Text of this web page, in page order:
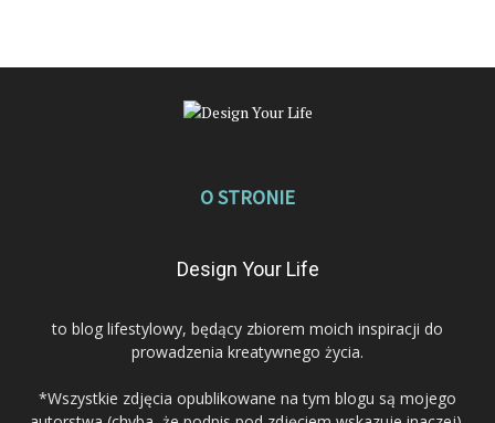
O STRONIE
Design Your Life
to blog lifestylowy, będący zbiorem moich inspiracji do
prowadzenia kreatywnego życia.
*Wszystkie zdjęcia opublikowane na tym blogu są mojego